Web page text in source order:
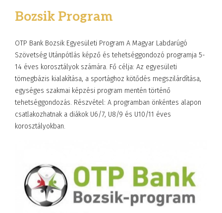
Bozsik Program
OTP Bank Bozsik Egyesületi Program A Magyar Labdarúgó
Szövetség Utánpótlás képző és tehetséggondozó programja 5-
14 éves korosztályok számára. Fő célja: Az egyesületi
tömegbázis kialakítása, a sportághoz kötődés megszilárdítása,
egységes szakmai képzési program mentén történő
tehetséggondozás. Részvétel: A programban önkéntes alapon
csatlakozhatnak a diákok U6/7, U8/9 és U10/11 éves
korosztályokban.